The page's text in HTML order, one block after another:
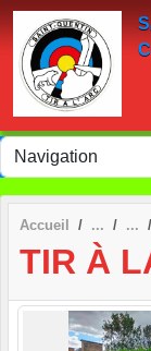
Accueil
TIR À
Panneau de